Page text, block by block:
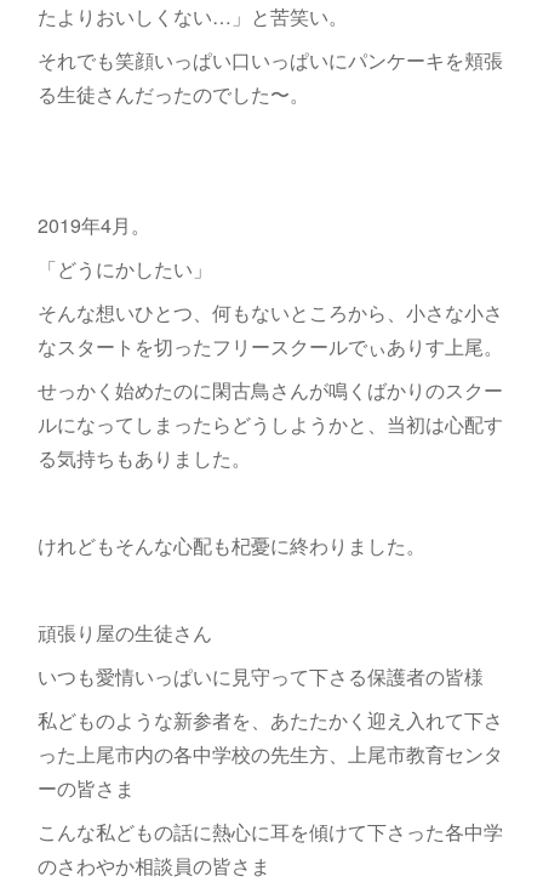
たよりおいしくない…」と苦笑い。
それでも笑顔いっぱい口いっぱいにパンケーキを頬張
る生徒さんだったのでした〜。
2019年4月。
「どうにかしたい」
そんな想いひとつ、何もないところから、小さな小さ
なスタートを切ったフリースクールでぃありす上尾。
せっかく始めたのに閑古鳥さんが鳴くばかりのスクー
ルになってしまったらどうしようかと、当初は心配す
る気持ちもありました。
けれどもそんな心配も杞憂に終わりました。
頑張り屋の生徒さん
いつも愛情いっぱいに見守って下さる保護者の皆様
私どものような新参者を、あたたかく迎え入れて下さ
った上尾市内の各中学校の先生方、上尾市教育センタ
ーの皆さま
こんな私どもの話に熱心に耳を傾けて下さった各中学
のさわやか相談員の皆さま